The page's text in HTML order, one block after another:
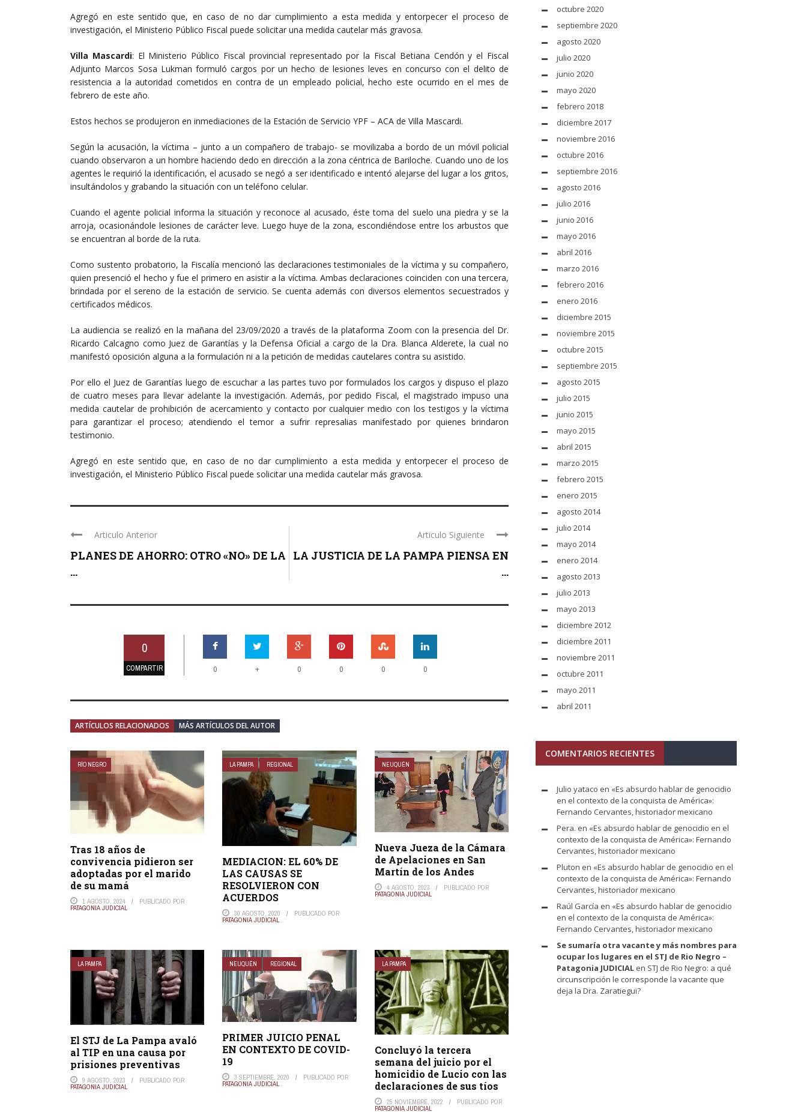
Agregó en este sentido que, en caso de no dar cumplimiento a esta medida y entorpecer el proceso de
investigación, el Ministerio Público Fiscal puede solicitar una medida cautelar más gravosa.
Villa Mascardi: El Ministerio Público Fiscal provincial representado por la Fiscal Betiana Cendón y el Fiscal
Adjunto Marcos Sosa Lukman formuló cargos por un hecho de lesiones leves en concurso con el delito de
resistencia a la autoridad cometidos en contra de un empleado policial, hecho este ocurrido en el mes de
febrero de este año.
Estos hechos se produjeron en inmediaciones de la Estación de Servicio YPF – ACA de Villa Mascardi.
Según la acusación, la víctima – junto a un compañero de trabajo- se movilizaba a bordo de un móvil policial
cuando observaron a un hombre haciendo dedo en dirección a la zona céntrica de Bariloche. Cuando uno de los
agentes le requirió la identificación, el acusado se negó a ser identificado e intentó alejarse del lugar a los gritos,
insultándolos y grabando la situación con un teléfono celular.
Cuando el agente policial informa la situación y reconoce al acusado, éste toma del suelo una piedra y se la
arroja, ocasionándole lesiones de carácter leve. Luego huye de la zona, escondiéndose entre los arbustos que
se encuentran al borde de la ruta.
Como sustento probatorio, la Fiscalía mencionó las declaraciones testimoniales de la víctima y su compañero,
quien presenció el hecho y fue el primero en asistir a la víctima. Ambas declaraciones coinciden con una tercera,
brindada por el sereno de la estación de servicio. Se cuenta además con diversos elementos secuestrados y
certificados médicos.
La audiencia se realizó en la mañana del 23/09/2020 a través de la plataforma Zoom con la presencia del Dr.
Ricardo Calcagno como Juez de Garantías y la Defensa Oficial a cargo de la Dra. Blanca Alderete, la cual no
manifestó oposición alguna a la formulación ni a la petición de medidas cautelares contra su asistido.
Por ello el Juez de Garantías luego de escuchar a las partes tuvo por formulados los cargos y dispuso el plazo
de cuatro meses para llevar adelante la investigación. Además, por pedido Fiscal, el magistrado impuso una
medida cautelar de prohibición de acercamiento y contacto por cualquier medio con los testigos y la víctima
para garantizar el proceso; atendiendo el temor a sufrir represalias manifestado por quienes brindaron
testimonio.
Agregó en este sentido que, en caso de no dar cumplimiento a esta medida y entorpecer el proceso de
investigación, el Ministerio Público Fiscal puede solicitar una medida cautelar más gravosa.
Articulo Anterior
PLANES DE AHORRO: OTRO «NO» DE LA
...
Articulo Siguiente
LA JUSTICIA DE LA PAMPA PIENSA EN
...
0
COMPARTIR 0 + 0 0 0 0
ARTÍCULOS RELACIONADOS MÁS ARTÍCULOS DEL AUTOR
RÍO NEGRO
Tras 18 años de
convivencia pidieron ser
adoptadas por el marido
de su mamá
1 AGOSTO, 2024 PUBLICADO POR
PATAGONIA JUDICIAL
LA PAMPA REGIONAL
MEDIACION: EL 60% DE
LAS CAUSAS SE
RESOLVIERON CON
ACUERDOS
30 AGOSTO, 2020 PUBLICADO POR
PATAGONIA JUDICIAL
NEUQUÉN
Nueva Jueza de la Cámara
de Apelaciones en San
Martín de los Andes
4 AGOSTO, 2023 PUBLICADO POR
PATAGONIA JUDICIAL
LA PAMPA
El STJ de La Pampa avaló
al TIP en una causa por
prisiones preventivas
9 AGOSTO, 2023 PUBLICADO POR
PATAGONIA JUDICIAL
NEUQUÉN REGIONAL
PRIMER JUICIO PENAL
EN CONTEXTO DE COVID-
19
3 SEPTIEMBRE, 2020 PUBLICADO POR
PATAGONIA JUDICIAL
LA PAMPA
Concluyó la tercera
semana del juicio por el
homicidio de Lucio con las
declaraciones de sus tíos
25 NOVIEMBRE, 2022 PUBLICADO POR
PATAGONIA JUDICIAL
octubre 2020
septiembre 2020
agosto 2020
julio 2020
junio 2020
mayo 2020
febrero 2018
diciembre 2017
noviembre 2016
octubre 2016
septiembre 2016
agosto 2016
julio 2016
junio 2016
mayo 2016
abril 2016
marzo 2016
febrero 2016
enero 2016
diciembre 2015
noviembre 2015
octubre 2015
septiembre 2015
agosto 2015
julio 2015
junio 2015
mayo 2015
abril 2015
marzo 2015
febrero 2015
enero 2015
agosto 2014
julio 2014
mayo 2014
enero 2014
agosto 2013
julio 2013
mayo 2013
diciembre 2012
diciembre 2011
noviembre 2011
octubre 2011
mayo 2011
abril 2011
COMENTARIOS RECIENTES
Julio yataco en «Es absurdo hablar de genocidio
en el contexto de la conquista de América»:
Fernando Cervantes, historiador mexicano
Pera. en «Es absurdo hablar de genocidio en el
contexto de la conquista de América»: Fernando
Cervantes, historiador mexicano
Pluton en «Es absurdo hablar de genocidio en el
contexto de la conquista de América»: Fernando
Cervantes, historiador mexicano
Raúl García en «Es absurdo hablar de genocidio
en el contexto de la conquista de América»:
Fernando Cervantes, historiador mexicano
Se sumaría otra vacante y más nombres para
ocupar los lugares en el STJ de Rio Negro –
Patagonia JUDICIAL en STJ de Rio Negro: a qué
circunscripción le corresponde la vacante que
deja la Dra. Zaratiegui?